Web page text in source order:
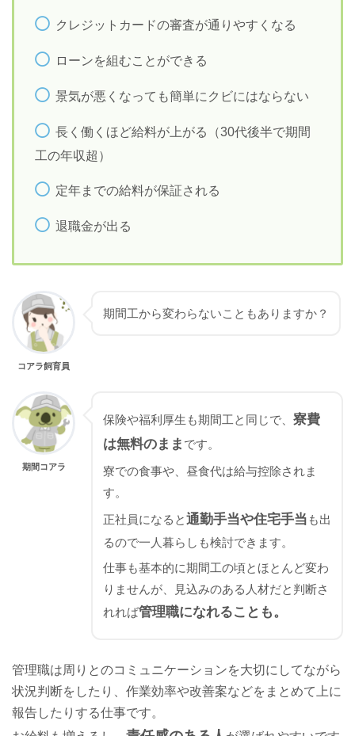
クレジットカードの審査が通りやすくなる
ローンを組むことができる
景気が悪くなっても簡単にクビにはならない
長く働くほど給料が上がる（30代後半で期間
工の年収超）
定年までの給料が保証される
退職金が出る
コアラ飼育員
期間工から変わらないこともありますか？
期間コアラ
保険や福利厚生も期間工と同じで、 寮費
は無料のまま です。
寮での食事や、昼食代は給与控除されま
す。
正社員になると通勤手当や住宅手当 も出
るので一人暮らしも検討できます。
仕事も基本的に期間工の頃とほとんど変わ
りませんが、見込みのある人材だと判断さ
れれば管理職になれることも。
管理職は周りとのコミュニケーションを大切にしてながら
状況判断をしたり、作業効率や改善案などをまとめて上に
報告したりする仕事です。